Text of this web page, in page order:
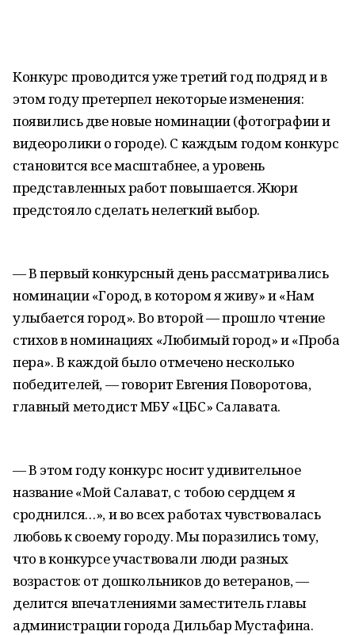
Конкурс проводится уже третий год подряд и в
этом году претерпел некоторые изменения:
появились две новые номинации (фотографии и
видеоролики о городе). С каждым годом конкурс
становится все масштабнее, а уровень
представленных работ повышается. Жюри
предстояло сделать нелегкий выбор.
— В первый конкурсный день рассматривались
номинации «Город, в котором я живу» и «Нам
улыбается город». Во второй — прошло чтение
стихов в номинациях «Любимый город» и «Проба
пера». В каждой было отмечено несколько
победителей, — говорит Евгения Поворотова,
главный методист МБУ «ЦБС» Салавата.
— В этом году конкурс носит удивительное
название «Мой Салават, с тобою сердцем я
сроднился…», и во всех работах чувствовалась
любовь к своему городу. Мы поразились тому,
что в конкурсе участвовали люди разных
возрастов: от дошкольников до ветеранов, —
делится впечатлениями заместитель главы
администрации города Дильбар Мустафина.